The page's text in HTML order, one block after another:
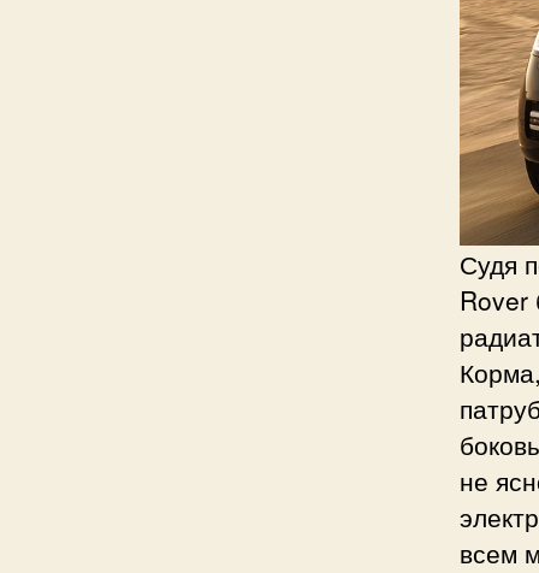
Судя
Rover
не
всем